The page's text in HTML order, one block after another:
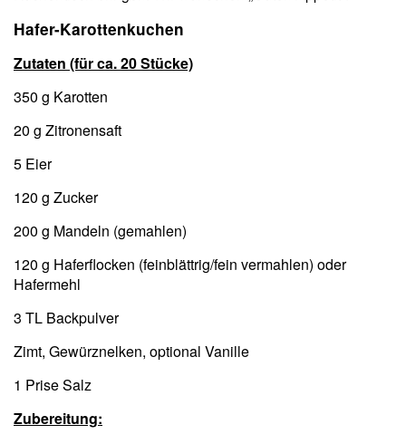
Hafer-Karottenkuchen
Zutaten (für ca. 20 Stücke)
350 g Karotten
20 g Zitronensaft
5 Eier
120 g Zucker
200 g Mandeln (gemahlen)
120 g Haferflocken (feinblättrig/fein vermahlen) oder
Hafermehl
3 TL Backpulver
Zimt, Gewürznelken, optional Vanille
1 Prise Salz
Zubereitung: